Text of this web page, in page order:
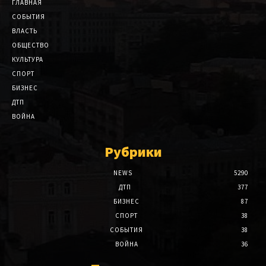
ГЛАВНАЯ
СОБЫТИЯ
ВЛАСТЬ
ОБЩЕСТВО
КУЛЬТУРА
СПОРТ
БИЗНЕС
ДТП
ВОЙНА
Рубрики
NEWS
5290
ДТП
377
БИЗНЕС
87
СПОРТ
38
СОБЫТИЯ
38
ВОЙНА
36